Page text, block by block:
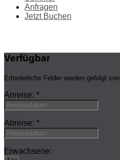
Anfragen
Jetzt Buchen
Verfügbar
Erforderliche Felder werden gefolgt von
Anreise: *
Abreise: *
Erwachsene: